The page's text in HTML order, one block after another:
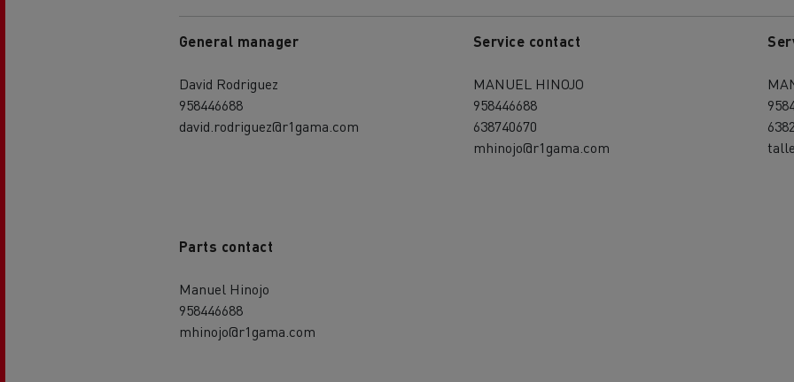
General manager
David Rodriguez
958446688
david.rodriguez@r1gama.com
Service contact
MANUEL HINOJO
958446688
638740670
mhinojo@r1gama.com
Parts contact
Manuel Hinojo
958446688
mhinojo@r1gama.com